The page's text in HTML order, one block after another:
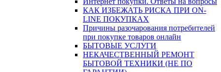
КАК ИЗБЕЖАТЬ РИСКА ПРИ ON-
LINE ПОКУПКАХ
Причины разочарования потребителей
при покупке товаров онлайн
БЫТОВЫЕ УСЛУГИ
НЕКАЧЕСТВЕННЫЙ РЕМОНТ
БЫТОВОЙ ТЕХНИКИ (НЕ ПО